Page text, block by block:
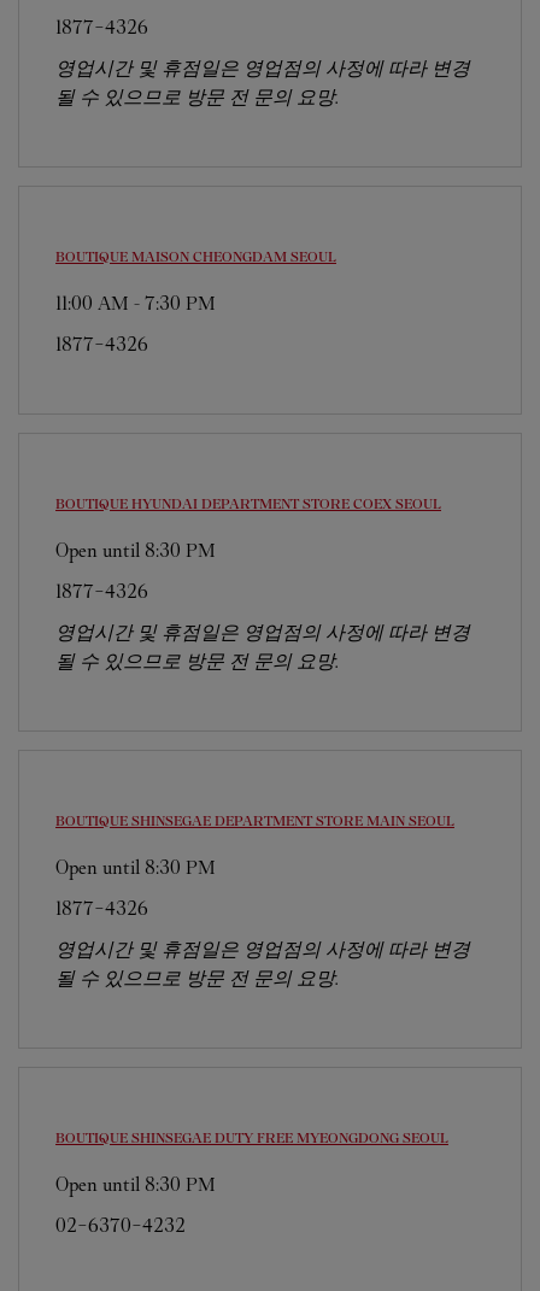
1877-4326
영업시간 및 휴점일은 영업점의 사정에 따라 변경
될 수 있으므로 방문 전 문의 요망.
BOUTIQUE MAISON CHEONGDAM SEOUL
11:00 AM - 7:30 PM
1877-4326
BOUTIQUE HYUNDAI DEPARTMENT STORE COEX SEOUL
Open until 8:30 PM
1877-4326
영업시간 및 휴점일은 영업점의 사정에 따라 변경
될 수 있으므로 방문 전 문의 요망.
BOUTIQUE SHINSEGAE DEPARTMENT STORE MAIN SEOUL
Open until 8:30 PM
1877-4326
영업시간 및 휴점일은 영업점의 사정에 따라 변경
될 수 있으므로 방문 전 문의 요망.
BOUTIQUE SHINSEGAE DUTY FREE MYEONGDONG SEOUL
Open until 8:30 PM
02-6370-4232